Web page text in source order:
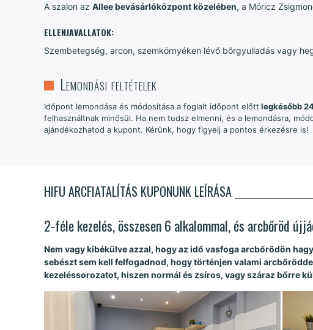
A szalon az Allee bevásárlóközpont közelében, a Móricz
ELLENJAVALLATOK:
Szembetegség, arcon, szemkörnyéken lévő bőrgyulladás vagy
Lemondási feltételek
Időpont lemondása és módosítása a foglalt időpont előtt legkésőbb
felhasználtnak minősül. Ha nem tudsz elmenni, és a lemondásra,
ajándékozhatod a kupont. Kérünk, hogy figyelj a pontos érkezésre is!
HIFU ARCFIATALÍTÁS KUPONUNK LEÍRÁSA
2-féle kezelés, összesen 6 alkalommal, és arcbőröd
Nem vagy kibékülve azzal, hogy az idő vasfoga arcbőrödön
sebészt sem kell felfogadnod, hogy történjen valami
kezeléssorozatot, hiszen normál és zsíros, vagy száraz bőrre